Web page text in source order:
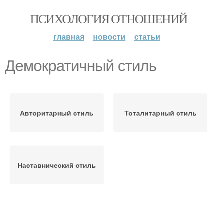
ПСИХОЛОГИЯ ОТНОШЕНИЙ
главная новости статьи
Демократичный стиль
Авторитарный стиль Тоталитарный стиль
Наставнический стиль